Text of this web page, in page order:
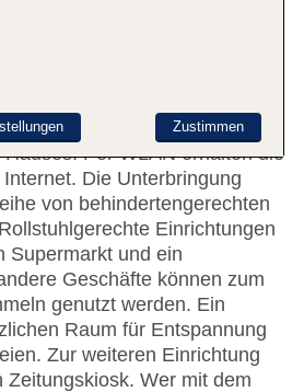
und 93 Einzelzimmer und
Das freundliche Personal
bei allen Fragen
eine
Getränkeautomat gehören
Per WLAN erhalten die
Die Unterbringung
von behindertengerechten
Einrichtungen
Supermarkt und ein
Geschäfte können zum
genutzt werden. Ein
Raum für Entspannung
Zur weiteren Einrichtung
Zeitungskiosk. Wer mit dem
Zustimmen